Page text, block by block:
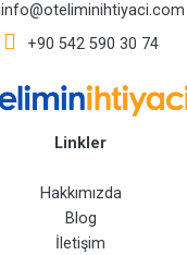
info@oteliminihtiyaci.com
+90 542 590 30 74
Linkler
Hakkımızda
Blog
İletişim